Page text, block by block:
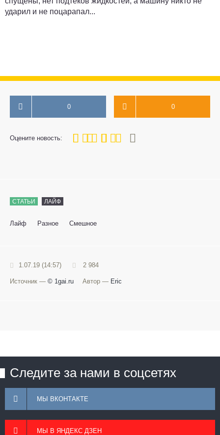
ударил и не поцарапал...
0 0
Оцените новость:
80
1 3 4 5
СТАТЬИ ЛАЙФ
Лайф Разное Смешное
1.07.19 (14:57) 2 984
Источник — © 1gai.ru Автор — Eric
Следите за нами в соцсетях
МЫ ВКОНТАКТЕ
МЫ В ЯНДЕКС ДЗЕН